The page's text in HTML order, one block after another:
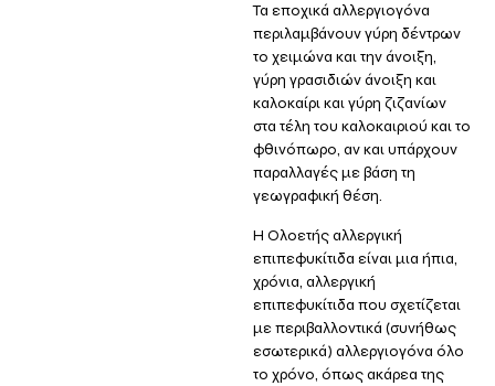
Τα εποχικά αλλεργιογόνα
περιλαμβάνουν γύρη δέντρων
το χειμώνα και την άνοιξη,
γύρη γρασιδιών άνοιξη και
καλοκαίρι και γύρη ζιζανίων
στα τέλη του καλοκαιριού και το
φθινόπωρο, αν και υπάρχουν
παραλλαγές με βάση τη
γεωγραφική θέση.
Η Ολοετής αλλεργική
επιπεφυκίτιδα είναι μια ήπια,
χρόνια, αλλεργική
επιπεφυκίτιδα που σχετίζεται
με περιβαλλοντικά (συνήθως
εσωτερικά) αλλεργιογόνα όλο
το χρόνο, όπως ακάρεα της